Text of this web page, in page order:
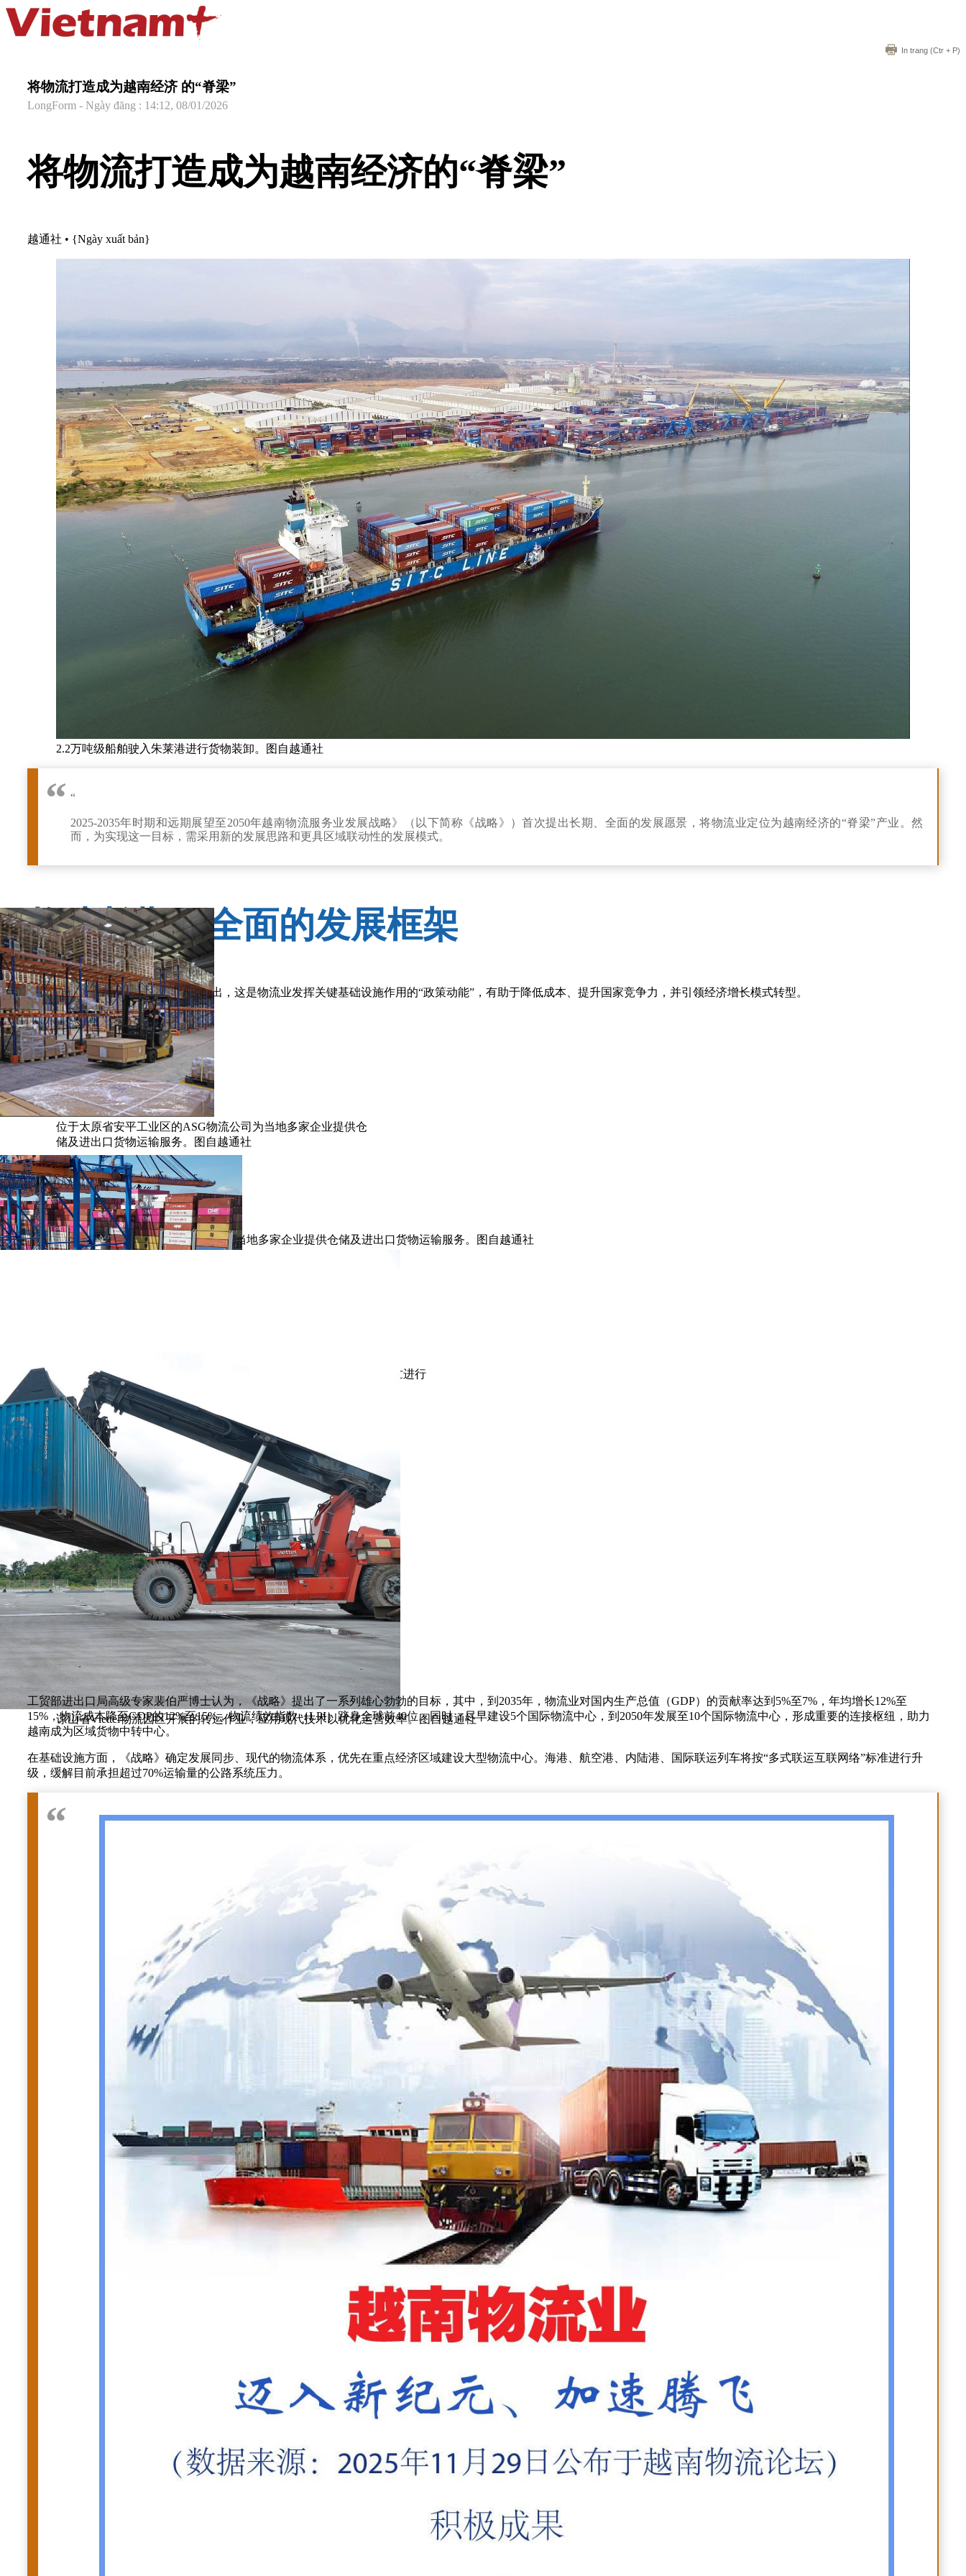
In trang (Ctr + P)
将物流打造成为越南经济 的“脊梁”
LongForm - Ngày đăng : 14:12, 08/01/2026
将物流打造成为越南经济的“脊梁”
越通社 • {Ngày xuất bản}
2.2万吨级船舶驶入朱莱港进行货物装卸。图自越通社
“
2025-2035年时期和远期展望至2050年越南物流服务业发展战略》（以下简称《战略》）首次提出长期、全面的发展愿景，将物流业定位为越南经济的“脊梁”产业。然
而，为实现这一目标，需采用新的发展思路和更具区域联动性的发展模式。
构建长期、全面的发展框架
越南工贸部进出口局副局长陈青海指出，这是物流业发挥关键基础设施作用的“政策动能”，有助于降低成本、提升国家竞争力，并引领经济增长模式转型。
位于太原省安平工业区的ASG物流公司为当地多家企业提供仓
储及进出口货物运输服务。图自越通社
位于太原省安平工业区的ASG物流公司为当地多家企业提供仓储及进出口货物运输服务。图自越通社
位于胡志明市新福坊盖梅-氏威港群的Gemalink港集装箱装卸作业繁忙进行
中。图自越通社
谅山省Viettel物流园区开展的转运作业，应用现代技术以优化运营效率。图自越通社
工贸部进出口局高级专家裴伯严博士认为，《战略》提出了一系列雄心勃勃的目标，其中，到2035年，物流业对国内生产总值（GDP）的贡献率达到5%至7%，年均增长12%至
15%，物流成本降至GDP的12%至15%，物流绩效指数（LPI）跻身全球前40位。同时，尽早建设5个国际物流中心，到2050年发展至10个国际物流中心，形成重要的连接枢纽，助力
越南成为区域货物中转中心。
在基础设施方面，《战略》确定发展同步、现代的物流体系，优先在重点经济区域建设大型物流中心。海港、航空港、内陆港、国际联运列车将按“多式联运互联网络”标准进行升
级，缓解目前承担超过70%运输量的公路系统压力。